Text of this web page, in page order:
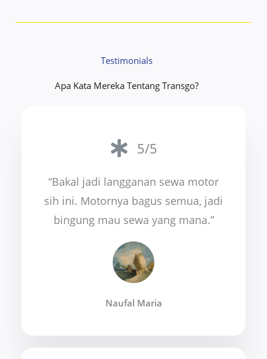
Testimonials
Apa Kata Mereka Tentang Transgo?
5/5
“Bakal jadi langganan sewa motor
sih ini. Motornya bagus semua, jadi
bingung mau sewa yang mana.”
Naufal Maria